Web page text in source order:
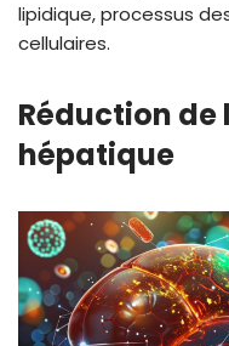
lipidique, processus
cellulaires.
Réduction
hépatique